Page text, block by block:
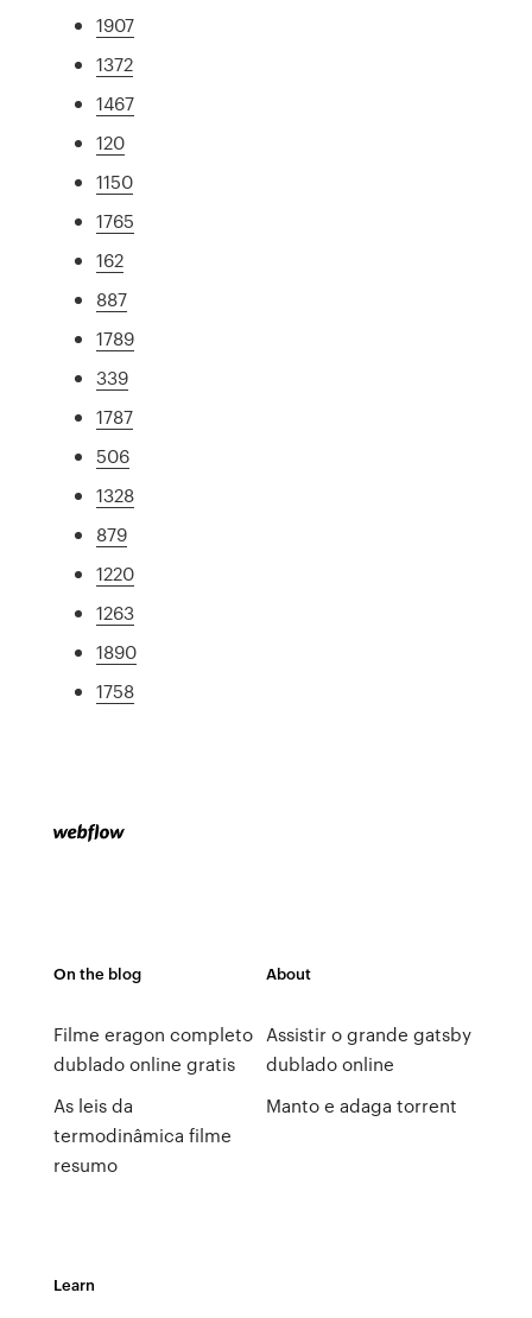
1907
1372
1467
120
1150
1765
162
887
1789
339
1787
506
1328
879
1220
1263
1890
1758
On the blog
Filme eragon completo
dublado online gratis
As leis da
termodinâmica filme
resumo
About
Assistir o grande gatsby
dublado online
Manto e adaga torrent
Learn